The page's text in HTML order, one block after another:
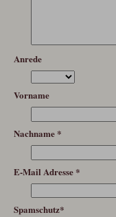
Anrede
Vorname
Nachname *
E-Mail Adresse *
Spamschutz*